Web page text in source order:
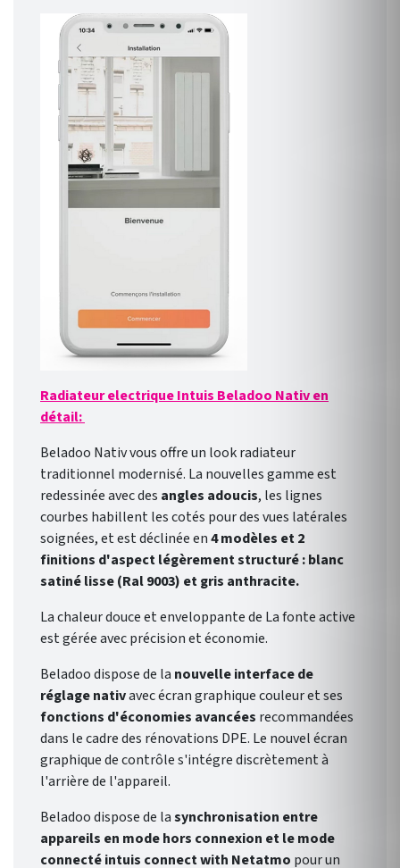
Radiateur electrique Intuis Beladoo Nativ en
détail:
Beladoo Nativ vous offre un look radiateur
traditionnel modernisé. La nouvelles gamme est
redessinée avec des angles adoucis, les lignes
courbes habillent les cotés pour des vues latérales
soignées, et est déclinée en4 modèles et 2
finitions d'aspect légèrement structuré : blanc
satiné lisse (Ral 9003) et gris anthracite.
La chaleur douce et enveloppante de La fonte active
est gérée avec précision et économie.
Beladoo dispose de la nouvelle interface de
réglage nativavec écran graphique couleur et ses
fonctions d'économies avancées recommandées
dans le cadre des rénovations DPE. Le nouvel écran
graphique de contrôle s'intégre discrètement à
l'arrière de l'appareil.
Beladoo dispose de lasynchronisation entre
appareils en mode hors connexion et le mode
connecté intuis connect with Netatmo pour un